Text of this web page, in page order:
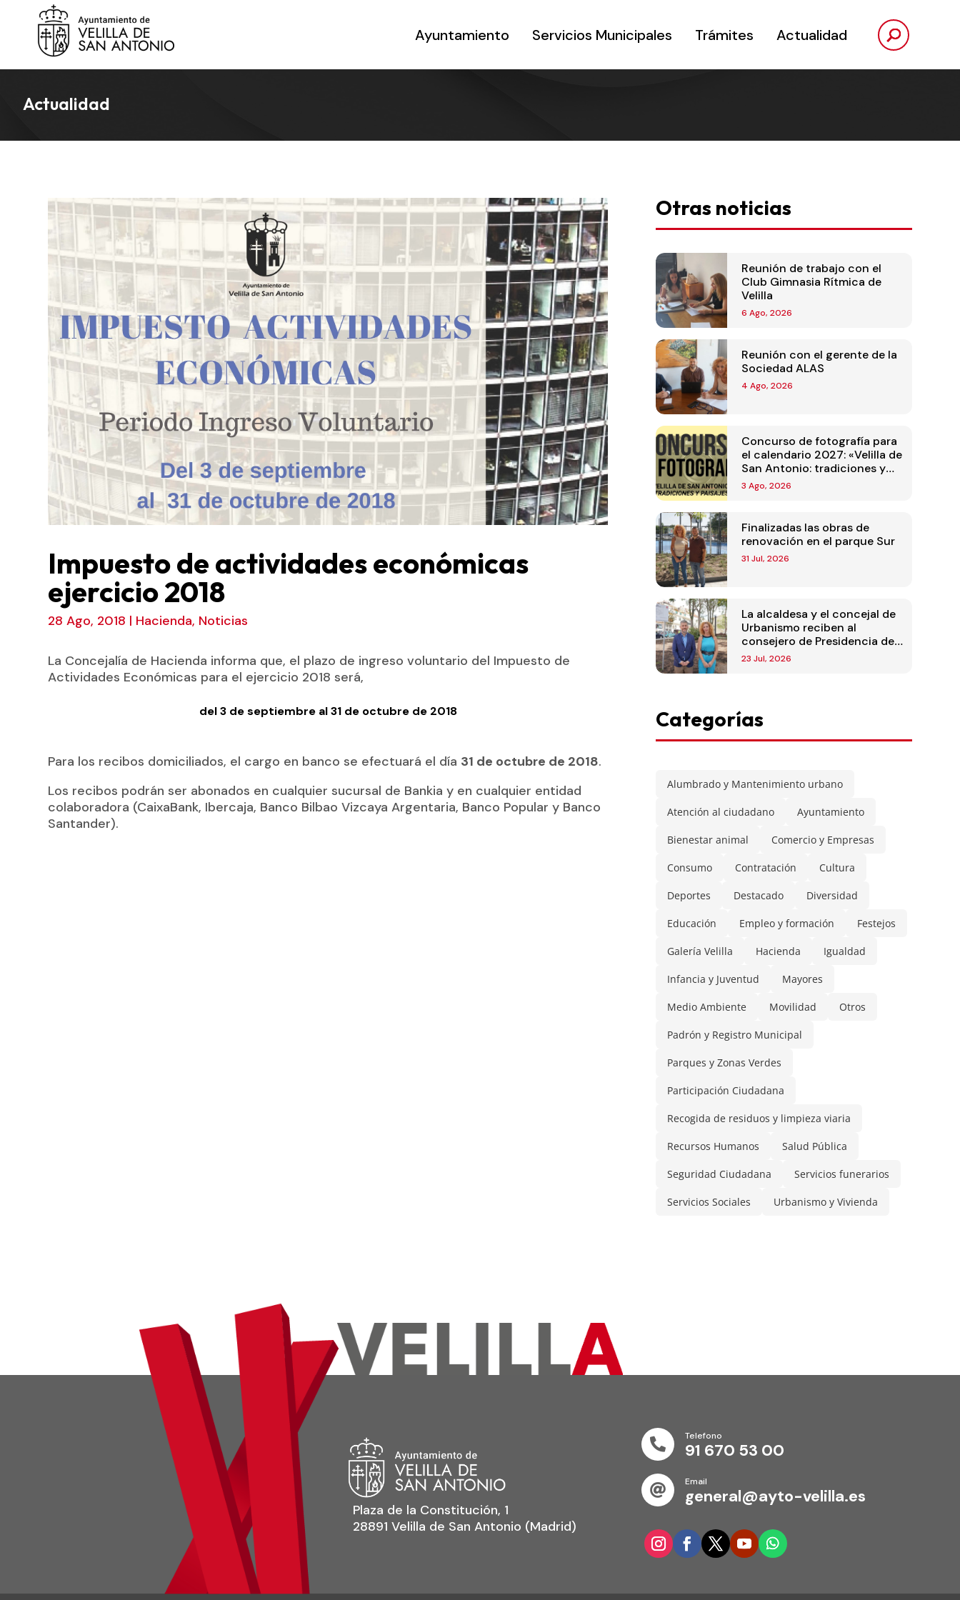
Ayuntamiento Servicios Municipales Trámites Actualidad
Actualidad
Impuesto de actividades económicas
ejercicio 2018
28 Ago, 2018 | Hacienda, Noticias
La Concejalía de Hacienda informa que, el plazo de ingreso voluntario del Impuesto de
Actividades Económicas para el ejercicio 2018 será,
del 3 de septiembre al 31 de octubre de 2018
Para los recibos domiciliados, el cargo en banco se efectuará el día 31 de octubre de 2018.
Los recibos podrán ser abonados en cualquier sucursal de Bankia y en cualquier entidad
colaboradora (CaixaBank, Ibercaja, Banco Bilbao Vizcaya Argentaria, Banco Popular y Banco
Santander).
Otras noticias
Reunión de trabajo con el
Club Gimnasia Rítmica de
Velilla
6 Ago, 2026
Reunión con el gerente de la
Sociedad ALAS
4 Ago, 2026
Concurso de fotografía para
el calendario 2027: «Velilla de
San Antonio: tradiciones y
paisajes»
3 Ago, 2026
Finalizadas las obras de
renovación en el parque Sur
31 Jul, 2026
La alcaldesa y el concejal de
Urbanismo reciben al
consejero de Presidencia de
la Comunidad de Madrid
23 Jul, 2026
Categorías
Alumbrado y Mantenimiento urbano
Atención al ciudadano Ayuntamiento
Bienestar animal Comercio y Empresas
Consumo Contratación Cultura
Deportes Destacado Diversidad
Educación Empleo y formación Festejos
Galería Velilla Hacienda Igualdad
Infancia y Juventud Mayores
Medio Ambiente Movilidad Otros
Padrón y Registro Municipal
Parques y Zonas Verdes
Participación Ciudadana
Recogida de residuos y limpieza viaria
Recursos Humanos Salud Pública
Seguridad Ciudadana Servicios funerarios
Servicios Sociales Urbanismo y Vivienda
Plaza de la Constitución, 1
28891 Velilla de San Antonio (Madrid)

Telefono
91 670 53 00

Email
general@ayto-velilla.es